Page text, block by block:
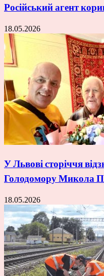
Російський агент
18.05.2026
У Львові сторіччя
Голодомору Микола
18.05.2026